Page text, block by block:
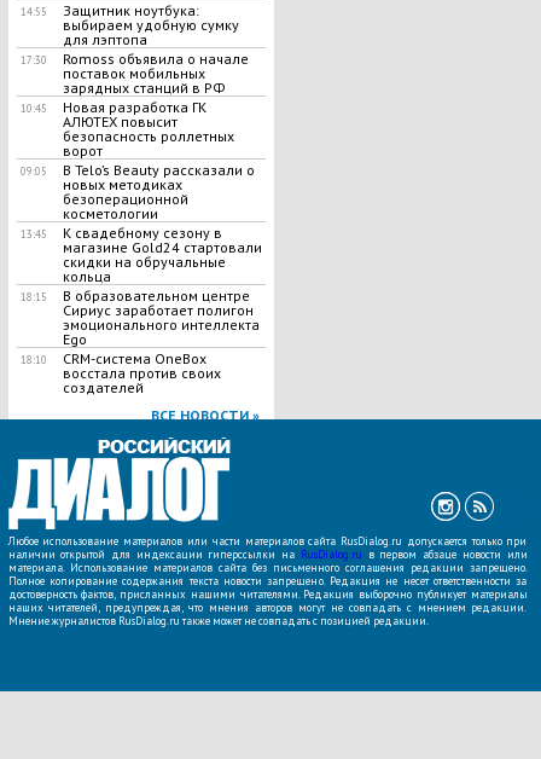
14:55
Защитник ноутбука:
выбираем удобную сумку
для лэптопа
17:30
Romoss объявила о начале
поставок мобильных
зарядных станций в РФ
10:45
Новая разработка ГК
АЛЮТЕХ повысит
безопасность роллетных
ворот
09:05
В Telo’s Beauty рассказали о
новых методиках
безоперационной
косметологии
13:45
К свадебному сезону в
магазине Gold24 стартовали
скидки на обручальные
кольца
18:15
В образовательном центре
Сириус заработает полигон
эмоционального интеллекта
Ego
18:10
CRM-система OneBox
восстала против своих
создателей
ВСЕ НОВОСТИ »
Любое использование материалов или части материалов сайта RusDialog.ru допускается только при
наличии открытой для индексации гиперссылки на RusDialog.ru в первом абзаце новости или
материала. Использование материалов сайта без письменного соглашения редакции запрещено.
Полное копирование содержания текста новости запрещено. Редакция не несет ответственности за
достоверность фактов, присланных нашими читателями. Редакция выборочно публикует материалы
наших читателей, предупреждая, что мнения авторов могут не совпадать с мнением редакции.
Мнение журналистов RusDialog.ru также может не совпадать с позицией редакции.